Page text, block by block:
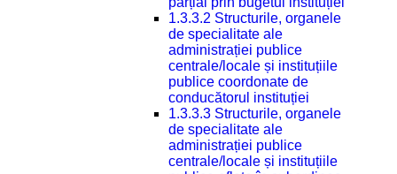
1.3.3.2 Structurile, organele
de specialitate ale
administrației publice
centrale/locale și instituțiile
publice coordonate de
conducătorul instituției
1.3.3.3 Structurile, organele
de specialitate ale
administrației publice
centrale/locale și instituțiile